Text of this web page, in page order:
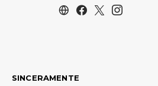
SINCERAMENTE